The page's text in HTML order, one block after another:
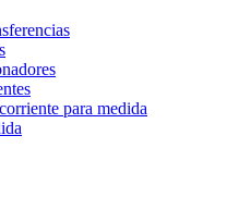
para medida